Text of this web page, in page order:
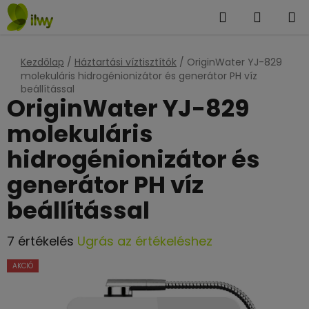
Ugrás
a
tartalomhoz
KeresésKOSÁR
Kezdőlap / Háztartási víztisztítók / OriginWater YJ-829
molekuláris hidrogénionizátor és generátor PH víz
beállítással
OriginWater YJ-829
molekuláris
hidrogénionizátor és
generátor PH víz
beállítással
A
termék
7 értékelés Ugrás az értékeléshez
AKCIÓ